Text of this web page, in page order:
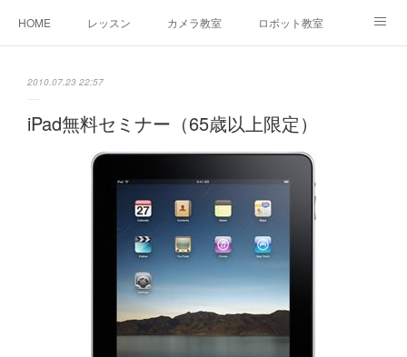
HOME レッスン カメラ教室 ロボット教室
2010.07.23 22:57
iPad無料セミナー（65歳以上限定）